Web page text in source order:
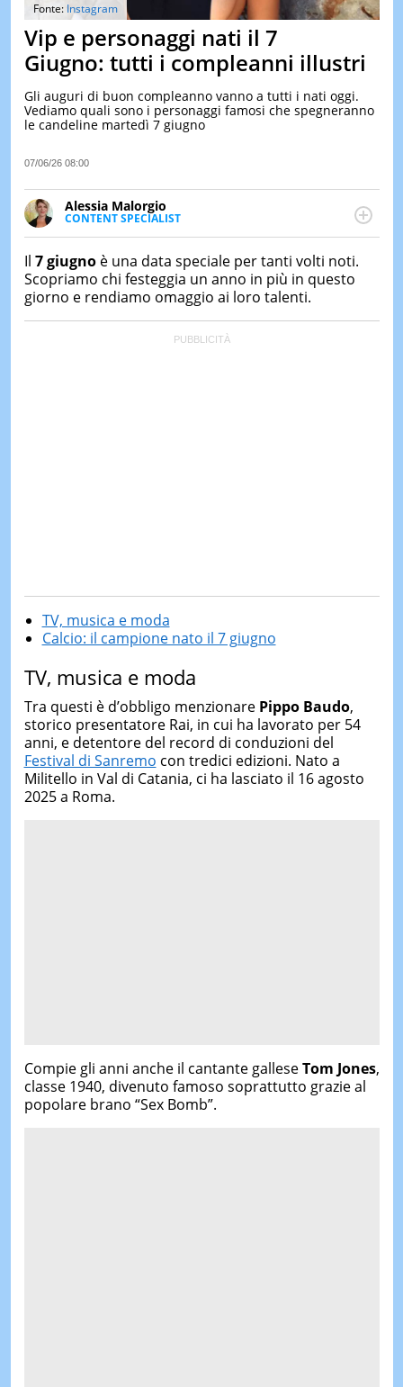
&
TEST
LE
LE
DI
IERI
Fonte: Instagram
Vip e personaggi nati il 7
Giugno: tutti i compleanni illustri
Gli auguri di buon compleanno vanno a tutti i nati oggi.
Vediamo quali sono i personaggi famosi che spegneranno
le candeline martedì 7 giugno
07/06/26 08:00
Alessia Malorgio
CONTENT SPECIALIST
Ha conseguito un Master in Marketing Management
occupa della creazione di contenuti in ottica SEO e
dello sviluppo di strategie marketing attraverso
canali digitali.
Il 7 giugnoè una data speciale per tanti volti noti.
Scopriamo chi festeggia un anno in più in questo
giorno e rendiamo omaggio ai loro talenti.
TV, musica e moda
Calcio: il campione nato il 7 giugno
TV, musica e moda
Tra questi è d’obbligo menzionare Pippo Baudo,
storico presentatore Rai, in cui ha lavorato per 54
anni, e detentore del record di conduzioni del
Festival di Sanremo con tredici edizioni. Nato a
Militello in Val di Catania, ci ha lasciato il 16 agosto
2025 a Roma.
Compie gli anni anche il cantante galleseTom Jones,
classe 1940, divenuto famoso soprattutto grazie al
popolare brano “Sex Bomb”.